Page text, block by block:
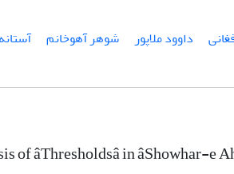
داوود ملاپور شوهر آهوخانم
âThresholdsâ in âShowhar-